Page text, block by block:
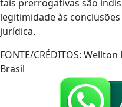
tais prerrogativas são
legitimidade às
jurídica.
FONTE/CRÉDITOS: Wellton
Brasil